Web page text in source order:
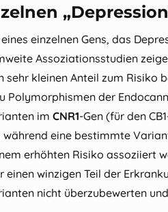
einzelnen Gens, das
Assoziationsstudien
sehr kleinen Anteil zum Risiko
Polymorphismen der
imCNR1‑Gen (für den
während eine bestimmte
erhöhten Risiko assoziiert
einen winzigen Teil der
nicht überzubewerten